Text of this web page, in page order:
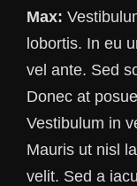
Max:
lobortis. In eu
vel ante. Sed
Donec at
Vestibulum in
Mauris ut nisl
velit. Sed a